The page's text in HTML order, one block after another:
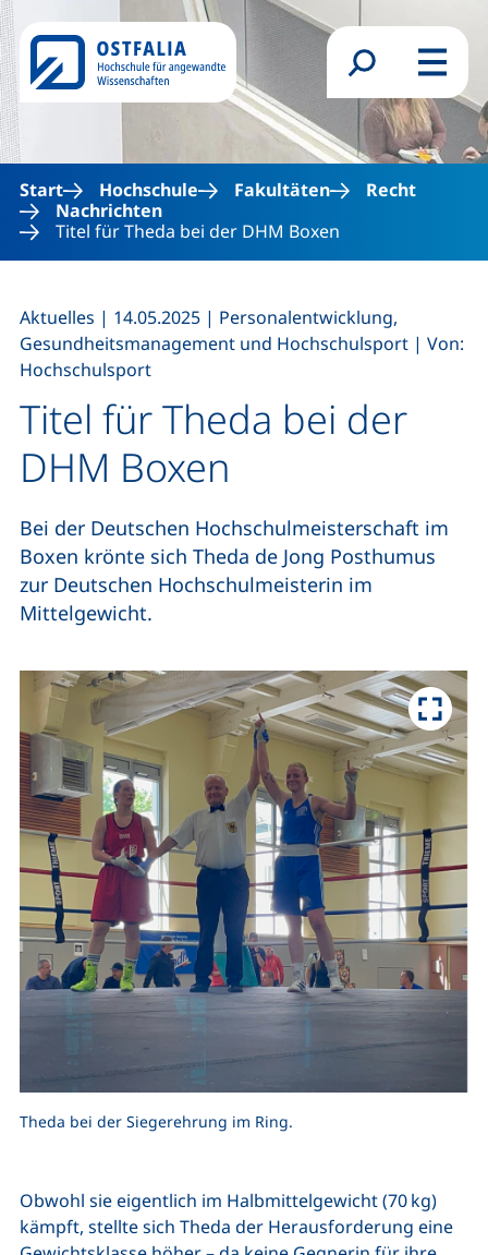
Direkt zum Inhalt
Suchformular
Menü
Start Hochschule Fakultäten
Recht
Nachrichten
Titel für Theda bei der DHM Boxen
Titel für Theda bei der
DHM Boxen
Aktuelles | 14.05.2025 | Personalentwicklung,
Gesundheitsmanagement und Hochschulsport | Von:
Hochschulsport
Bei der Deutschen Hochschulmeisterschaft im
Boxen krönte sich Theda de Jong Posthumus
zur Deutschen Hochschulmeisterin im
Mittelgewicht.
Theda bei der Siegerehrung im Ring.
Obwohl sie eigentlich im Halbmittelgewicht (70 kg)
kämpft, stellte sich Theda der Herausforderung eine